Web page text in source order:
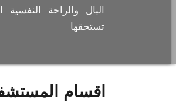
البال والراحة النفسية
تستحقها
اقسام